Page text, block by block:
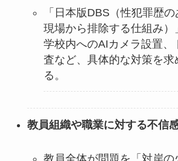
「日本版DBS（性犯罪歴
現場から排除する仕組み）
学校内へのAIカメラ設置、
査など、具体的な対策を求
る。
教員組織や職業に対する不信